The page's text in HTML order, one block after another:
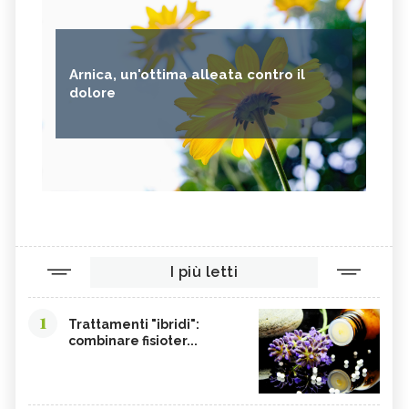
Arnica, un'ottima alleata contro il
dolore
I più letti
1
Trattamenti "ibridi":
combinare fisioter...